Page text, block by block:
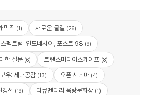
막작(1) 새로운 물결 (26)
펙트럼: 인도네시아, 포스트 98 (9)
한 질문(6) 트랜스미디어스케이프(8)
우: 세대공감 (13) 오픈 시네마 (4)
경선 (19) 다큐멘터리 옥랑문화상 (1)